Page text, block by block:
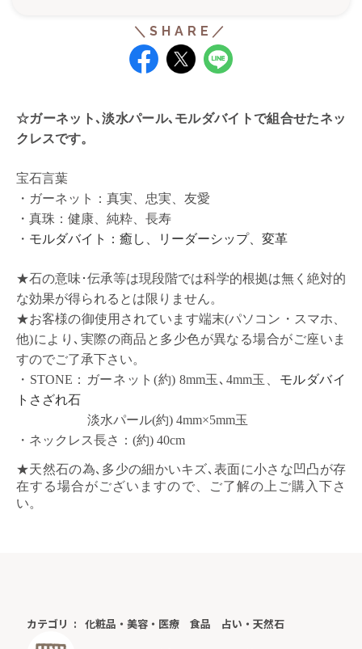
☆ガーネット､淡水パール､モルダバイトで組合せたネッ
クレスです。
宝石言葉
・ ガーネット：真実、忠実、友愛
・ 真珠：健康、純粋、長寿
・ モルダバイト：癒し、リーダーシップ、変革
★石の意味･伝承等は現段階では科学的根拠は無く絶対的
な効果が得られるとは限りません。
★お客様の御使用されています端末(パソコン・スマホ、
他)により､実際の商品と多少色が異なる場合がご座いま
すのでご了承下さい。
・STONE： ガーネット (約) 8mm玉､ 4mm玉、 モルダバイ
トさざれ石
淡水パール(約) 4mm×5mm玉
・ネックレス長さ：(約) 40cm
★天然石の為､多少の細かいキズ､表面に小さな凹凸が存
在する場合がございますので、ご了解の上ご購入下さ
い。
カテゴリ 化粧品・美容・医療 食品 占い・天然石